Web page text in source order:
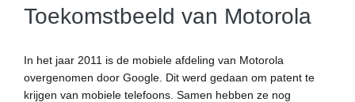
Toekomstbeeld van Motorola
In het jaar 2011 is de mobiele afdeling van Motorola
overgenomen door Google. Dit werd gedaan om patent te
krijgen van mobiele telefoons. Samen hebben ze nog